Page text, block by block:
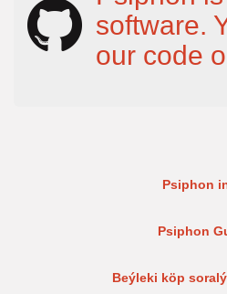
software.
our code
Psiphon
Psiphon
Beýleki köp